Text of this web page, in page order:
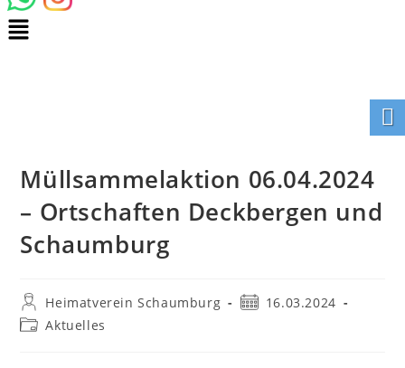
Müllsammelaktion 06.04.2024
– Ortschaften Deckbergen und
Schaumburg
Heimatverein Schaumburg
16.03.2024
Aktuelles